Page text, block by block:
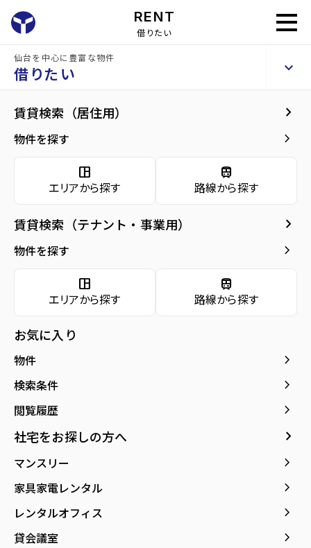
RENT
借りたい
仙台を中心に豊富な物件
借りたい keyboard_arrow_up
賃貸検索（居住用） keyboard_arrow_right
物件を探す keyboard_arrow_right
space_dashboard
エリアから探す
train
路線から探す
賃貸検索（テナント・事業用） keyboard_arrow_right
物件を探す keyboard_arrow_right
space_dashboard
エリアから探す
train
路線から探す
お気に入り
物件 keyboard_arrow_right
検索条件 keyboard_arrow_right
閲覧履歴 keyboard_arrow_right
社宅をお探しの方へ keyboard_arrow_right
マンスリー keyboard_arrow_right
家具家電レンタル keyboard_arrow_right
レンタルオフィス keyboard_arrow_right
貸会議室 keyboard_arrow_right
賃貸マンション 仙台宮城野団地3号棟
建物概要
現在募集中の物件arrow_forward
arrow_forward
地図・周辺環境 arrow_forward
仙台宮城野団地3号棟 5階
管理費・共益費
間取り
5階／11階建て
アクセス
仙台市営バス バス停『陸上自衛隊仙台駐屯
所在地 宮城県仙台市宮城野区東宮城野
location_on グーグルマップでみる
築年月 1978年03月